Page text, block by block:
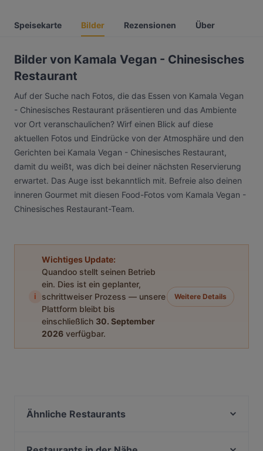
Speisekarte Bilder Rezensionen Über
Bilder von Kamala Vegan - Chinesisches
Restaurant
Auf der Suche nach Fotos, die das Essen von Kamala Vegan
- Chinesisches Restaurant präsentieren und das Ambiente
vor Ort veranschaulichen? Wirf einen Blick auf diese
aktuellen Fotos und Eindrücke von der Atmosphäre und den
Gerichten bei Kamala Vegan - Chinesisches Restaurant,
damit du weißt, was dich bei deiner nächsten Reservierung
erwartet. Das Auge isst bekanntlich mit. Befreie also deinen
inneren Gourmet mit diesen Food-Fotos vom Kamala Vegan -
Chinesisches Restaurant-Team.
i
Wichtiges Update:
Quandoo stellt seinen Betrieb
ein. Dies ist ein geplanter,
schrittweiser Prozess — unsere
Plattform bleibt bis
einschließlich 30. September
2026 verfügbar.
Weitere Details
Ähnliche Restaurants
Dada Indisches Restaurant & Cocktailbar